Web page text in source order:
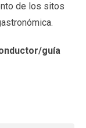
de los sitos
guía